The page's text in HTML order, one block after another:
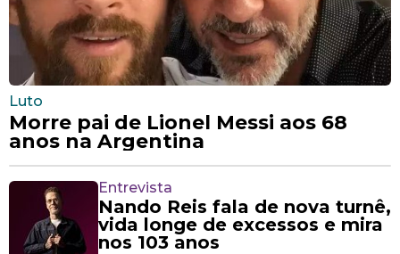
Luto
Morre pai de Lionel Messi aos 68
anos na Argentina
Entrevista
Nando Reis fala de nova turnê,
vida longe de excessos e mira
nos 103 anos